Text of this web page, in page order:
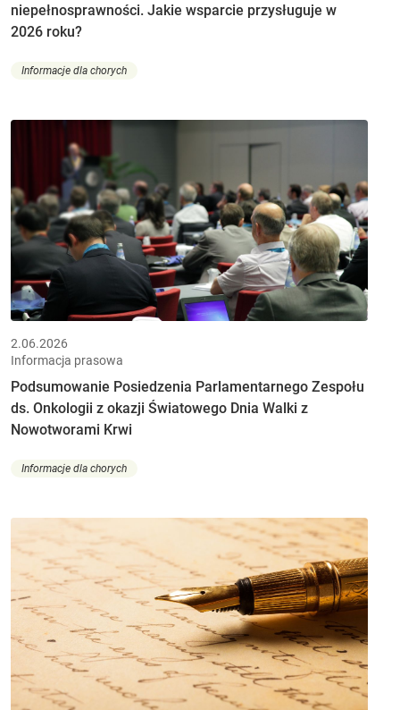
niepełnosprawności. Jakie wsparcie przysługuje w
2026 roku?
Informacje dla chorych
2.06.2026
Informacja prasowa
Podsumowanie Posiedzenia Parlamentarnego Zespołu
ds. Onkologii z okazji Światowego Dnia Walki z
Nowotworami Krwi
Informacje dla chorych